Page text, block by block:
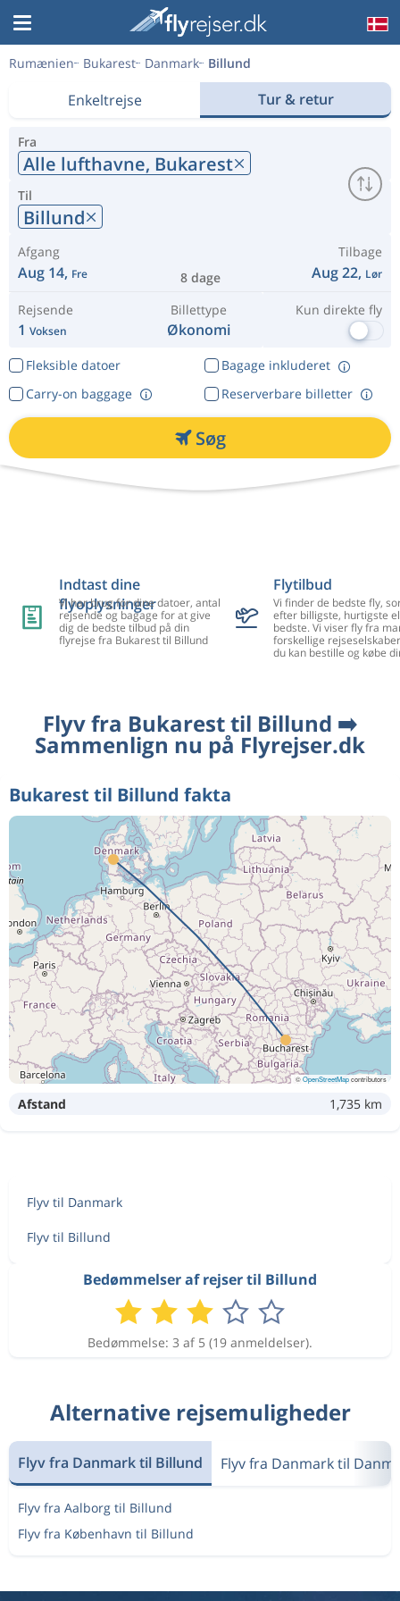
Rumænien Bukarest Danmark Billund
Enkeltrejse Tur & retur
Fra
Alle lufthavne, Bukarest
Til
Billund
Afgang
Aug 14, Fre 8 dage
Tilbage
Aug 22, Lør
Rejsende
1 Voksen
Billettype
Økonomi
Kun direkte fly
Fleksible datoer
Bagage inkluderet
Reserverbare billetter
Carry-on baggage
Søg
Indtast dine
flyoplysninger
Vi har brug for dine datoer, antal
rejsende og bagage for at give
dig de bedste tilbud på din
flyrejse fra Bukarest til Billund
Flytilbud
Vi finder de bedste fly,
efter billigste, hurtigste
bedste. Vi viser fly fra
forskellige
du kan bestille og købe
Flyv fra Bukarest til Billund ➡️
Sammenlign nu på Flyrejser.dk
Bukarest til Billund fakta
©OpenStreetMapcontributors
Afstand 1,735 km
Flyv til Danmark
Flyv til Billund
Bedømmelser af rejser til Billund
Bedømmelse: 3 af 5 (19 anmeldelser).
Alternative rejsemuligheder
Flyv fra Danmark til Billund Flyv fra Danmark til
Flyv fra Aalborg til Billund
Flyv fra København til Billund